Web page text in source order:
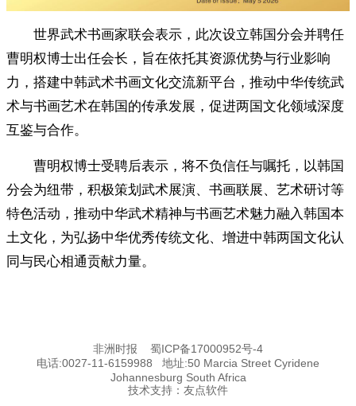
世界武术书画家联会表示，此次设立韩国分会并聘任
曹明权博士出任会长，旨在依托其资源优势与行业影响
力，搭建中韩武术书画文化交流新平台，推动中华传统武
术与书画艺术在韩国的传承发展，促进两国文化领域深度
互鉴与合作。
曹明权博士受聘后表示，将不负信任与嘱托，以韩国
分会为纽带，积极策划武术展演、书画联展、艺术研讨等
特色活动，推动中华武术精神与书画艺术魅力融入韩国本
土文化，为弘扬中华优秀传统文化、增进中韩两国文化认
同与民心相通贡献力量。
非洲时报 蜀ICP备17000952号-4
电话:0027-11-6159988 地址:50 Marcia Street Cyridene
Johannesburg South Africa
技术支持： 友点软件